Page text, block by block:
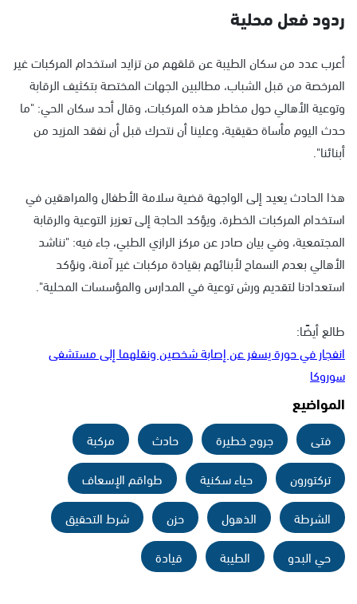
ردود فعل محلية
أعرب عدد من سكان الطيبة عن قلقهم من تزايد استخدام المركبات غير
المرخصة من قبل الشباب، مطالبين الجهات المختصة بتكثيف الرقابة
وتوعية الأهالي حول مخاطر هذه المركبات، وقال أحد سكان الحي: "ما
حدث اليوم مأساة حقيقية، وعلينا أن نتحرك قبل أن نفقد المزيد من
أبنائنا".
هذا الحادث يعيد إلى الواجهة قضية سلامة الأطفال والمراهقين في
استخدام المركبات الخطرة، ويؤكد الحاجة إلى تعزيز التوعية والرقابة
المجتمعية، وفي بيان صادر عن مركز الرازي الطبي، جاء فيه: "نناشد
الأهالي بعدم السماح لأبنائهم بقيادة مركبات غير آمنة، ونؤكد
استعدادنا لتقديم ورش توعية في المدارس والمؤسسات المحلية".
طالع أيضًا:
انفجار في حورة يسفر عن إصابة شخصين ونقلهما إلى مستشفى
سوروكا
المواضيع
فتى جروح خطيرة حادث
مركبة
تركتورون
حياء سكنية
طواقم الإسعاف
الشرطة
الذهول حزن
شرط التحقيق
حي البدو
الطيبة قيادة